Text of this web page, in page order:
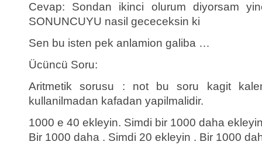
Cevap: Sondan ikinci olurum diyorsam
SONUNCUYU nasil gececeksin ki
Sen bu isten pek anlamion galiba …
Ücüncü Soru:
Aritmetik sorusu : not bu soru kagit
kullanilmadan kafadan yapilmalidir.
1000 e 40 ekleyin. Simdi bir 1000 daha
Bir 1000 daha . Simdi 20 ekleyin . Bir 1000